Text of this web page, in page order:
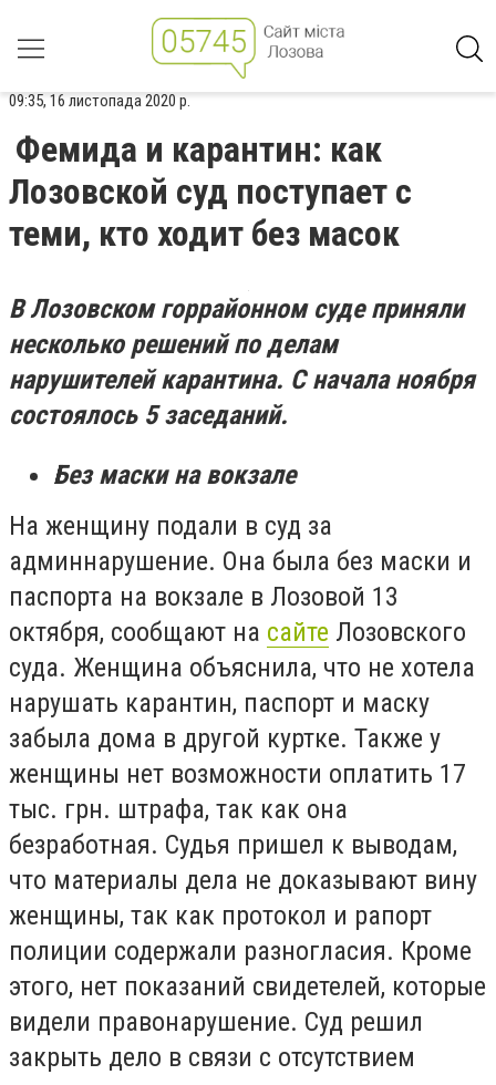
09:35, 16 листопада 2020 р.
Фемида и карантин: как
Лозовской суд поступает с
теми, кто ходит без масок
В Лозовском горрайонном судеприняли
несколько решений по делам
нарушителей карантина. Сначала ноября
состоялось 5 заседаний.
Без маски на вокзале
На женщину подали в суд за
админнарушение. Она была без маски и
паспорта на вокзале в Лозовой 13
октября, сообщают на сайте Лозовского
суда. Женщина объяснила, что не хотела
нарушать карантин, паспорт и маску
забыла дома в другой куртке. Также у
женщины нет возможности оплатить 17
тыс. грн. штрафа, так как она
безработная. Судья пришел к выводам,
что материалы дела не доказывают вину
женщины, так как протокол и рапорт
полиции содержали разногласия. Кроме
этого, нет показаний свидетелей, которые
видели правонарушение. Суд решил
закрыть дело в связи с отсутствием